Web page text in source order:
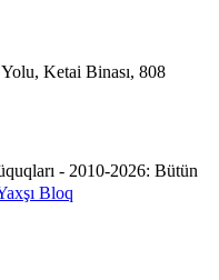
Ketai Binası, 808
- 2010-2026: Bütün
Bloq